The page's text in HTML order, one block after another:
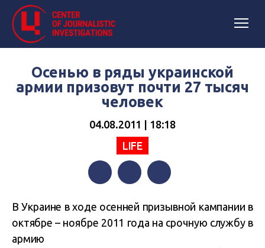
Осенью в ряды украинской
армии призовут почти 27 тысяч
человек
04.08.2011 | 18:18
LIFE
В Украине в ходе осенней призывной кампании в
октябре – ноябре 2011 года на срочную службу в
армию